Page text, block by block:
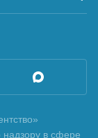
надзору в сфере